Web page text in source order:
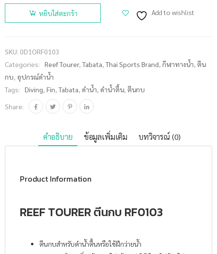
REEF
ชิ้น
หยิบใส่ตะกร้า Add to wishlist
SKU: 0D1ORF0103
Categories:
Reef Tourer,Tabata,Thai Sports Brand, กีฬาทางน้ำ, ตีน
กบ, อุปกรณ์ดำน้ำ
Tags:
Diving, Fin,Tabata, ดำน้ำ, ดำน้ำตื้น, ตีนกบ
Share:
คำอธิบาย ข้อมูลเพิ่มเติม บทวิจารณ์ (0)
Product Information
REEF TOURER ตีนกบ RF0103
ตีนกบสำหรับดำน้ำตื้นหรือใช้ฝึกว่ายน้ำ